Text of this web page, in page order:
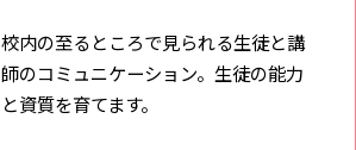
校内の至るところで見られる生徒と講
師のコミュニケーション。生徒の能力
と資質を育てます。